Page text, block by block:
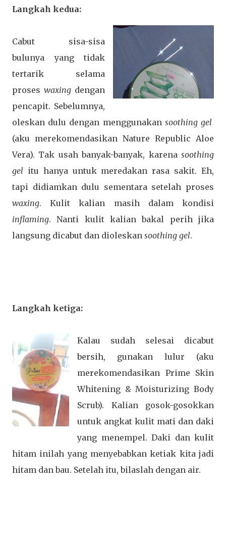
Langkah kedua:
Cabut sisa-sisa
bulunya yang tidak
tertarik selama
proses waxing dengan
pencapit. Sebelumnya,
oleskan dulu dengan menggunakan soothing gel
(aku merekomendasikan Nature Republic Aloe
Vera). Tak usah banyak-banyak, karena soothing
gel itu hanya untuk meredakan rasa sakit. Eh,
tapi didiamkan dulu sementara setelah proses
waxing. Kulit kalian masih dalam kondisi
inflaming. Nanti kulit kalian bakal perih jika
langsung dicabut dan dioleskan soothing gel.
Langkah ketiga:
Kalau sudah selesai dicabut
bersih, gunakan lulur (aku
merekomendasikan Prime Skin
Whitening & Moisturizing Body
Scrub). Kalian gosok-gosokkan
untuk angkat kulit mati dan daki
yang menempel. Daki dan kulit
hitam inilah yang menyebabkan ketiak kita jadi
hitam dan bau. Setelah itu, bilaslah dengan air.